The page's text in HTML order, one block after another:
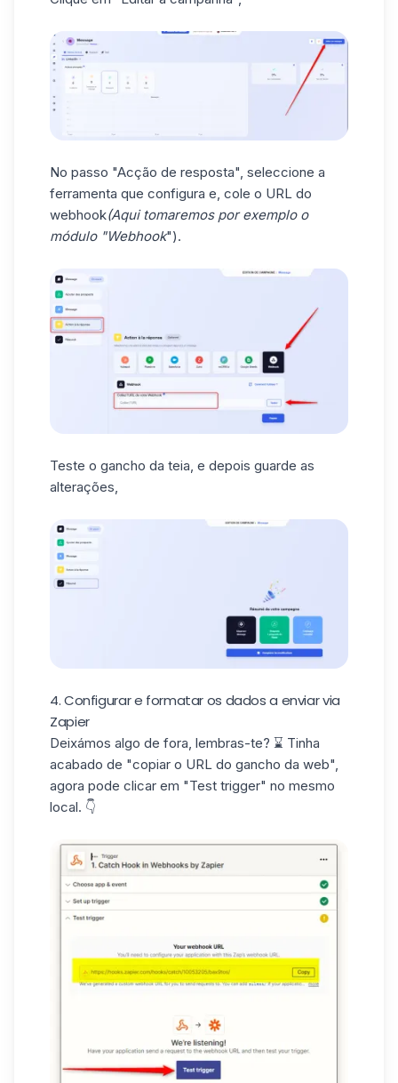
No passo "Acção de resposta", seleccione a
ferramenta que configura e, cole o URL do
webhook(Aqui tomaremos por exemplo o
módulo "Webhook").
Teste o gancho da teia, e depois guarde as
alterações,
4. Configurar e formatar os dados a enviar via
Zapier
Deixámos algo de fora, lembras-te? ⌛ Tinha
acabado de "copiar o URL do gancho da web",
agora pode clicar em "Test trigger" no mesmo
local. 👇